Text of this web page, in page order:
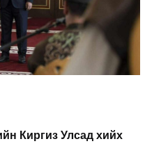
Киргиз Улсад хийх